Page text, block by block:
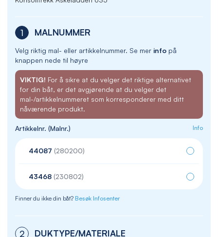
1 MALNUMMER
Velg riktig mal- eller artikkelnummer. Se mer info på
knappen nede til høyre
VIKTIG! For å sikre at du velger det riktige alternativet
for din båt, er det avgjørende at du velger det
mal-/artikkelnummeret som korresponderer med ditt
nåværende produkt.
Artikkelnr. (Malnr.) Info
Finner du ikke din båt? Besøk Infosenter
44087 (280200)
43468 (230802)
2 DUKTYPE/MATERIALE
images